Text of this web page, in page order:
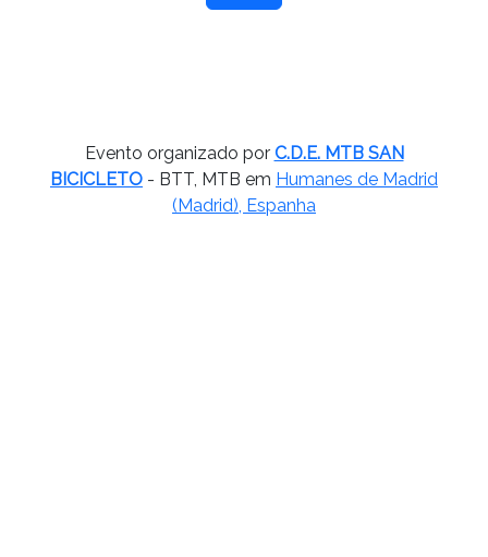
Evento organizado por C.D.E. MTB SAN
BICICLETO - BTT, MTB em Humanes de Madrid
(Madrid), Espanha